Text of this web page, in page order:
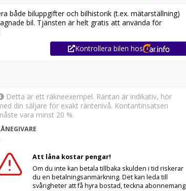
både biluppgifter och bilhistorik (t.ex. mätarställning)
bil. Tjänsten är helt gratis att använda för
Kontrollera bilen hos
Detta är ett räkneexempel. Räntan är indikativ, hör
din säljare för exakt räntenivå. Kontantinsatsen
vara minst 20 %.
Att låna kostar pengar!
Om du inte kan betala tillbaka skulden i tid riskerar
du en betalningsanmärkning. Det kan leda till
svårigheter att få hyra bostad, teckna abonnemang